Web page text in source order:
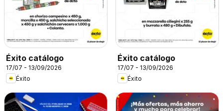
Éxito catálogo
17/07 - 13/09/2026
Éxito
Éxito catálogo
17/07 - 13/09/2026
Éxito